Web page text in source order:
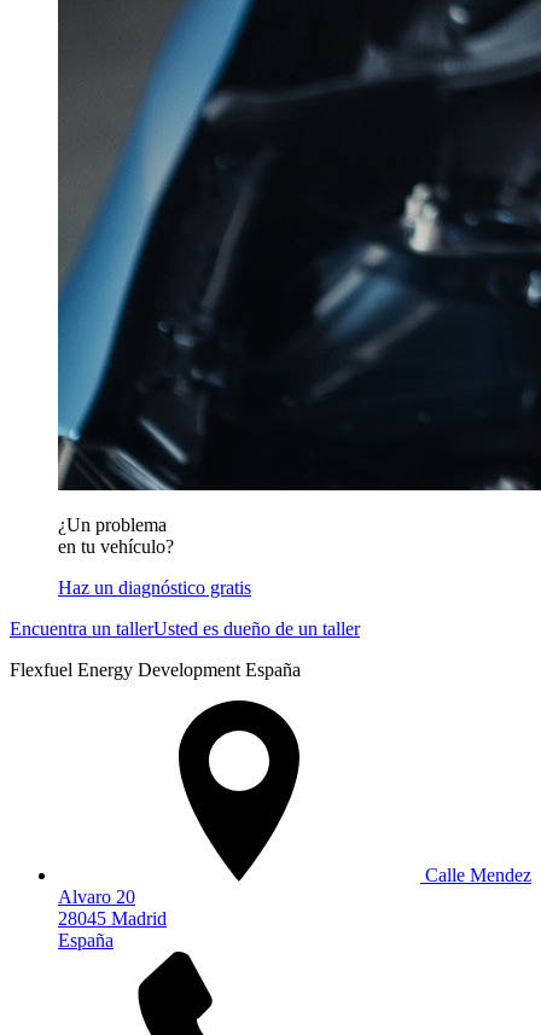
¿Un problema
en tu vehículo?
Haz un diagnóstico gratis
Encuentra un tallerUsted es dueño de un taller
Flexfuel Energy Development España
Calle Mendez
Alvaro 20
28045 Madrid
España